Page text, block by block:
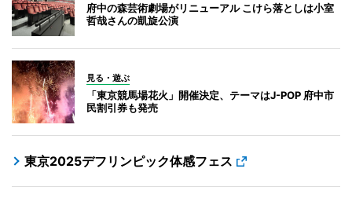
府中の森芸術劇場がリニューアル こけら落としは小室
哲哉さんの凱旋公演
見る・遊ぶ
「東京競馬場花火」開催決定、テーマはJ-POP 府中市
民割引券も発売
東京2025デフリンピック体感フェス